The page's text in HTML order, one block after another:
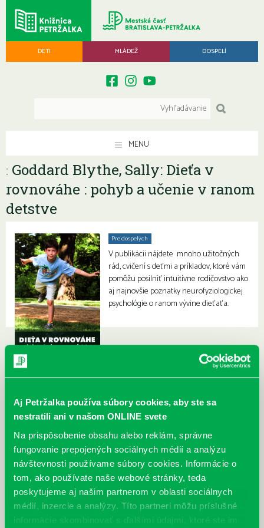
Aj Petržalka používa súbory cookies, aby ste sa
nestratili ani v našom ONLINE svete
Na prispôsobenie obsahu alebo reklám, správne
fungovanie prepojených sociálnych médií a analýzu
návštevnosti používame súbory cookies. Informácie o
tom, ako používate naše webové stránky, teda
poskytujeme aj našim partnerom v oblasti sociálnych
médií, inzercie a analýzy. Títo partneri môžu príslušné
informácie skombinovať s ďalšími údajmi, ktoré ste im
DETI MLÁDEŽ DOSPELÍ
MENU
: Goddard Blythe, Sally: Dieťa v
rovnováhe : pohyb a učenie v ranom
detstve
Pre dospelých
V publikácii nájdete mnoho užitočných
rád, cvičení s deťmi a príkladov, ktoré vám
pomôžu posilniť intuitívne rodičovstvo ako
aj najnovšie poznatky neurofyziologickej
psychológie o ranom vývine dieťaťa.